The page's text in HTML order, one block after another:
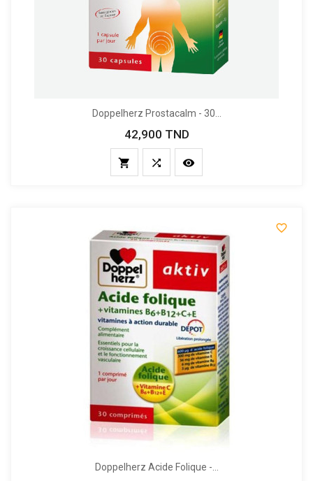
Doppelherz Prostacalm - 30...
Prix
42,900 TND
  

Doppelherz Acide Folique -...